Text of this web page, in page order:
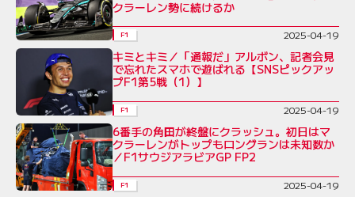
クラーレン勢に続けるか
F1 2025-04-19
キミとキミ／「通報だ」アルボン、記者会見
で忘れたスマホで遊ばれる【SNSピックアッ
プF1第5戦（1）】
F1 2025-04-19
6番手の角田が終盤にクラッシュ。初日はマ
クラーレンがトップもロングランは未知数か
／F1サウジアラビアGP FP2
F1 2025-04-19